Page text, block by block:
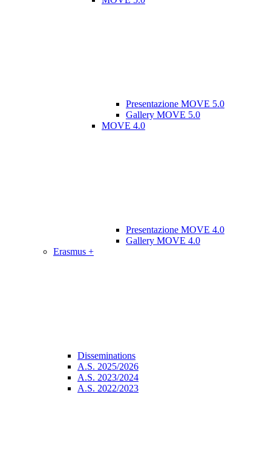
Presentazione MOVE 5.0
Gallery MOVE 5.0
MOVE 4.0
Presentazione MOVE 4.0
Gallery MOVE 4.0
Erasmus +
Disseminations
A.S. 2025/2026
A.S. 2023/2024
A.S. 2022/2023